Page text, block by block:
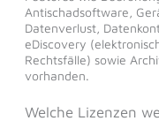
Antischadsoftware,
Datenverlust,
eDiscovery
Rechtsfälle) sowie
vorhanden.
Welche Lizenzen